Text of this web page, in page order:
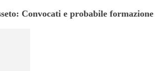
Convocati e probabile formazione